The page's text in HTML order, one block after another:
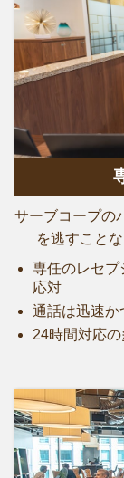
サーブコープの
を逃すこと
専任のレセプ
応対
通話は迅速か
24時間対応